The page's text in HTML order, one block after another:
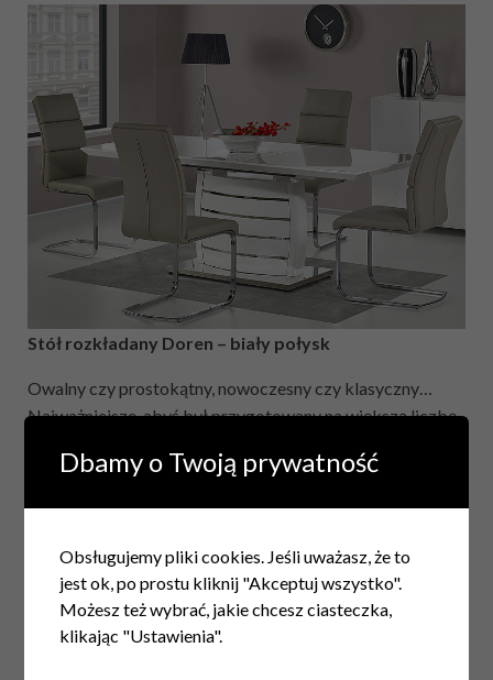
Stół rozkładany Doren – biały połysk
Owalny czy prostokątny, nowoczesny czy klasyczny…
Najważniejsze, abyś był przygotowany na większą liczbę
karnawału i nie tylko. Odpowiednio dobranyrozkładany
Autor: #Beksa
Dbamy o Twoją prywatność
Obsługujemy pliki cookies. Jeśli uważasz, że to
jest ok, po prostu kliknij "Akceptuj wszystko".
Możesz też wybrać, jakie chcesz ciasteczka,
klikając "Ustawienia".